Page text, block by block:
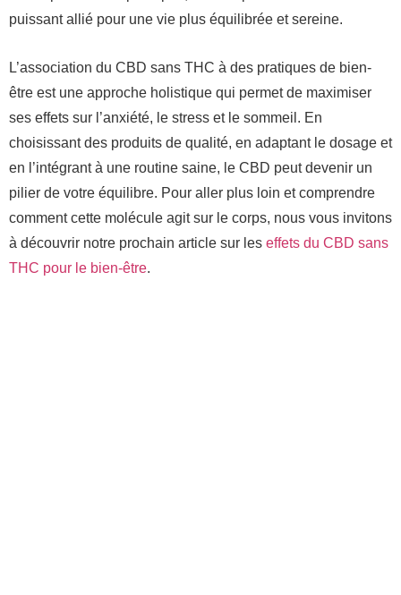
puissant allié pour une vie plus équilibrée et sereine.
L’association du CBD sans THC à des pratiques de bien-
être est une approche holistique qui permet de maximiser
ses effets sur l’anxiété, le stress et le sommeil. En
choisissant des produits de qualité, en adaptant le dosage et
en l’intégrant à une routine saine, le CBD peut devenir un
pilier de votre équilibre. Pour aller plus loin et comprendre
comment cette molécule agit sur le corps, nous vous invitons
à découvrir notre prochain article sur les effets du CBD sans
THC pour le bien-être.